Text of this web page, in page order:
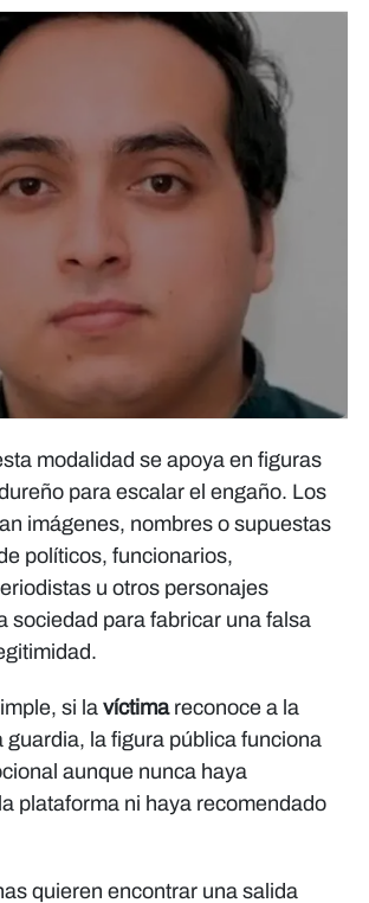
modalidad se apoya en figuras
para escalar el engaño. Los
imágenes, nombres o supuestas
políticos, funcionarios,
u otros personajes
sociedad para fabricar una falsa
si lavíctimareconoce a la
guardia, la figura pública funciona
aunque nunca haya
plataforma ni haya recomendado
quieren encontrar una salida